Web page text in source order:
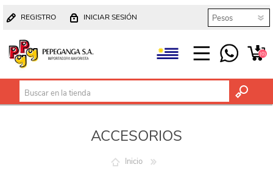
REGISTRO INICIAR SESIÓN
(0)
ACCESORIOS
Inicio